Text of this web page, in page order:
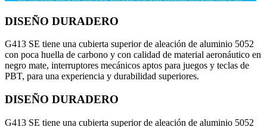
DISEÑO DURADERO
G413 SE tiene una cubierta superior de aleación de aluminio 5052
con poca huella de carbono y con calidad de material aeronáutico en
negro mate, interruptores mecánicos aptos para juegos y teclas de
PBT, para una experiencia y durabilidad superiores.
DISEÑO DURADERO
G413 SE tiene una cubierta superior de aleación de aluminio 5052